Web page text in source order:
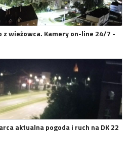
z wieżowca. Kamery on-line 24/7 -
aktualna pogoda i ruch na DK 22